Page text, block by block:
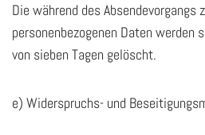
Die während des Absendevorgangs
personenbezogenen Daten
von sieben Tagen gelöscht.
e) Widerspruchs- und